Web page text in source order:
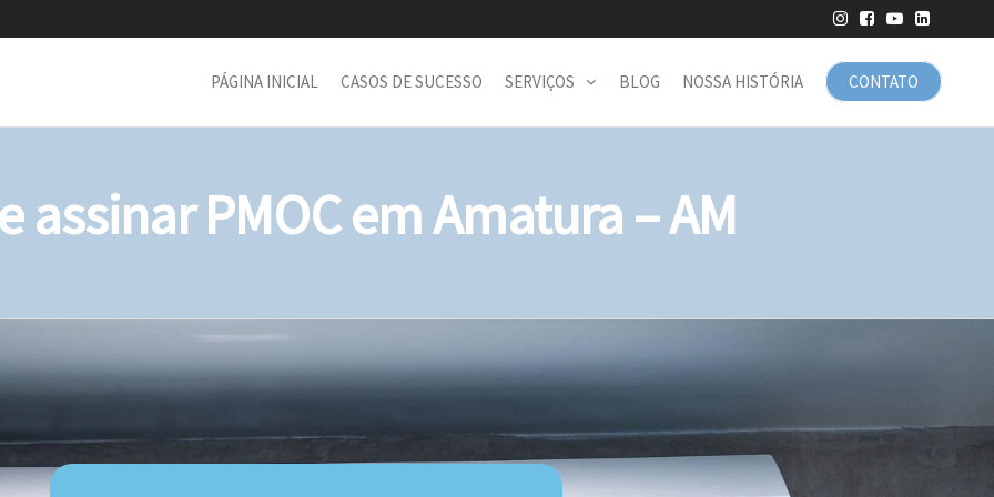
CONTATO
PÁGINA INICIAL CASOS DE SUCESSO SERVIÇOS BLOG NOSSA HISTÓRIA
assinar PMOC em Amatura – AM